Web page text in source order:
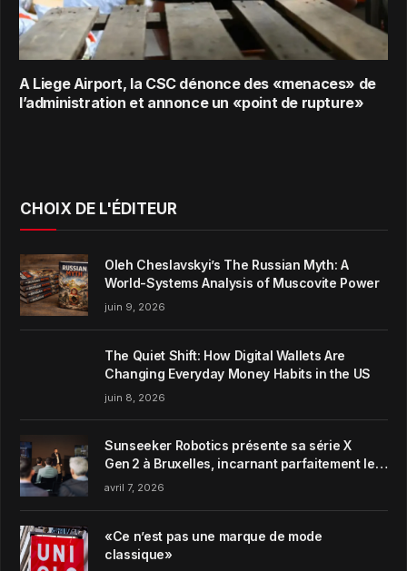
A Liege Airport, la CSC dénonce des «menaces» de
l’administration et annonce un «point de rupture»
CHOIX DE L'ÉDITEUR
Oleh Cheslavskyi’s The Russian Myth: A
World-Systems Analysis of Muscovite Power
juin 9, 2026
The Quiet Shift: How Digital Wallets Are
Changing Everyday Money Habits in the US
juin 8, 2026
Sunseeker Robotics présente sa série X
Gen 2 à Bruxelles, incarnant parfaitement le
concept de Garden Harmony de la marque
avril 7, 2026
«Ce n’est pas une marque de mode
classique»